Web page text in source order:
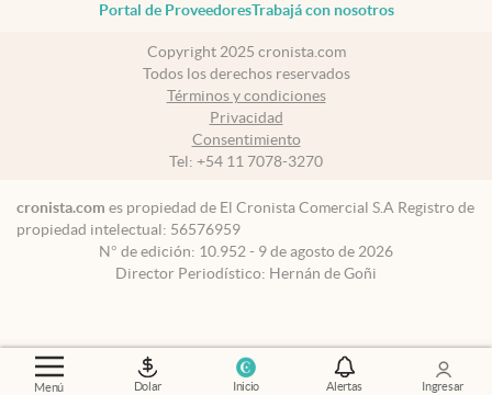
Menú Dolar Inicio Alertas Ingresar
Portal de ProveedoresTrabajá con nosotros
Copyright 2025 cronista.com
Todos los derechos reservados
Términos y condiciones
Privacidad
Consentimiento
Tel: +54 11 7078-3270
cronista.com es propiedad de El Cronista Comercial S.A Registro de
propiedad intelectual: 56576959
N° de edición: 10.952 - 9 de agosto de 2026
Director Periodístico: Hernán de Goñi